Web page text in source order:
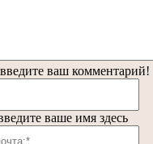
ваш комментарий!
ваше имя здесь